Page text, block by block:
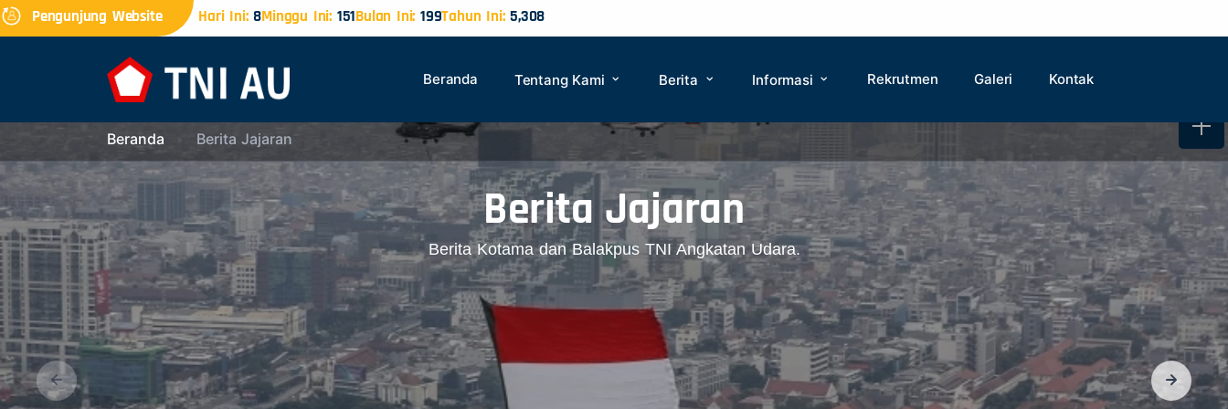
Pengunjung Website Hari Ini:8Minggu Ini: 151Bulan Ini: 199Tahun Ini:5,308
Beranda Tentang Kami Berita Informasi Rekrutmen Galeri Kontak
Beranda Berita Jajaran
Berita Jajaran
Berita Kotama dan Balakpus TNI Angkatan Udara.